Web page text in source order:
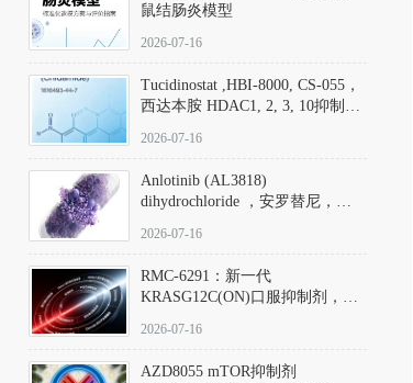
鼠结肠炎模型
2026-07-16
Tucidinostat ,HBI-8000, CS-055，
西达本胺 HDAC1, 2, 3, 10抑制剂
D808567) - DKM活性分子
2026-07-16
Anlotinib (AL3818)
dihydrochloride ，安罗替尼，
Hydrochloride实验方法步骤SOP
2026-07-16
RMC-6291：新一代
KRASG12C(ON)口服抑制剂，
(Elironrasib)CAS#2641998-63-0
2026-07-16
AZD8055 mTOR抑制剂